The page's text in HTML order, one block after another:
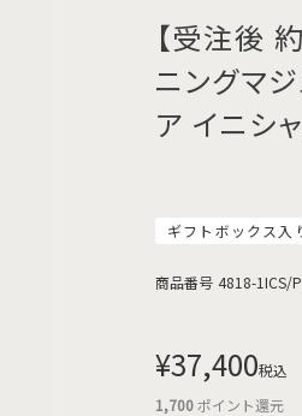
【受注後
ニングマ
ア イニシ
ギフトボックス入
商品番号 4818-1ICS/
¥37,400税込
1,700ポイント還元